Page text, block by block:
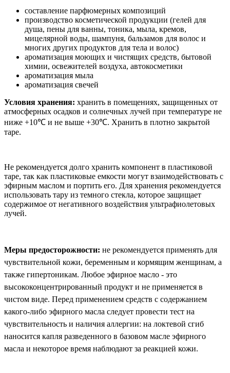
составление парфюмерных композиций
производство косметической продукции (гелей для
душа, пены для ванны, тоника, мыла, кремов,
мицелярной воды, шампуня, бальзамов для волос и
многих других продуктов для тела и волос)
ароматизация моющих и чистящих средств, бытовой
химии, освежителей воздуха, автокосметики
ароматизация мыла
ароматизация свечей
Условия хранения: хранить в помещениях, защищенных от
атмосферных осадков и солнечных лучей при температуре не
ниже +10℃ и не выше +30℃. Хранить в плотно закрытой
таре.
Не рекомендуется долго хранить компонент в пластиковой
таре, так как пластиковые емкости могут взаимодействовать с
эфирным маслом и портить его. Для хранения рекомендуется
использовать тару из темного стекла, которое защищает
содержимое от негативного воздействия ультрафиолетовых
лучей.
Меры предосторожности: не рекомендуется применять для
чувствительной кожи, беременным и кормящим женщинам, а
также гипертоникам. Любое эфирное масло - это
высококонцентрированный продукт и не применяется в
чистом виде. Перед применением средств с содержанием
какого-либо эфирного масла следует провести тест на
чувствительность и наличия аллергии: на локтевой сгиб
наносится капля разведенного в базовом масле эфирного
масла и некоторое время наблюдают за реакцией кожи.